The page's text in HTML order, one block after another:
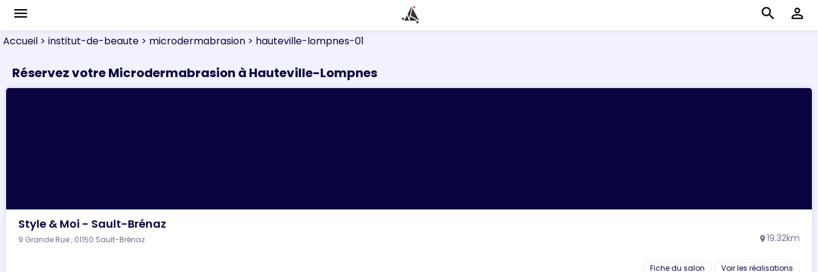
menu search perm_identity
Accueil > institut-de-beaute > microdermabrasion > hauteville-lompnes-01
Réservez votre Microdermabrasion à Hauteville-Lompnes
Style & Moi - Sault-Brénaz
9 Grande Rue , 01150 Sault-Brénaz location_on 19.32km
Fiche du salon Voir les réalisations